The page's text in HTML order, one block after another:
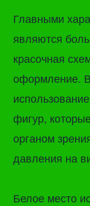
Главными
являются
красочная
оформление.
фигур,
органом
давления на
Белое место